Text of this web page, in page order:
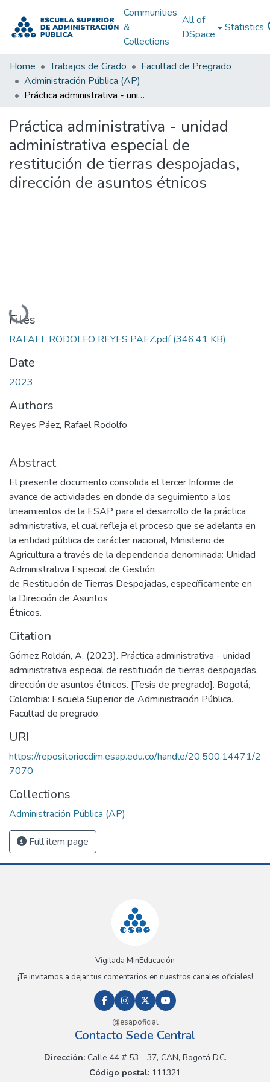
Communities
&
Collections
All of
DSpace
Statistics
Home Trabajos de Grado
Facultad de Pregrado
Administración Pública (AP)
Práctica administrativa - unidad administrativa especial de restitución de tierras despojadas, dirección de asuntos étnicos
Práctica administrativa - unidad
administrativa especial de
restitución de tierras despojadas,
dirección de asuntos étnicos
Loading...
Files
RAFAEL RODOLFO REYES PAEZ.pdf(346.41 KB)
Date
2023
Authors
Reyes Páez, Rafael Rodolfo
Abstract
El presente documento consolida el tercer Informe de
avance de actividades en donde da seguimiento a los
lineamientos de la ESAP para el desarrollo de la práctica
administrativa, el cual refleja el proceso que se adelanta en
la entidad pública de carácter nacional, Ministerio de
Agricultura a través de la dependencia denominada: Unidad
Administrativa Especial de Gestión
de Restitución de Tierras Despojadas, específicamente en
la Dirección de Asuntos
Étnicos.
Citation
Gómez Roldán, A. (2023). Práctica administrativa - unidad
administrativa especial de restitución de tierras despojadas,
dirección de asuntos étnicos. [Tesis de pregrado]. Bogotá,
Colombia: Escuela Superior de Administración Pública.
Facultad de pregrado.
URI
https://repositoriocdim.esap.edu.co/handle/20.500.14471/2
7070
Collections
Administración Pública (AP)
Full item page
Vigilada MinEducación
¡Te invitamos a dejar tus comentarios en nuestros canales oficiales!
@esapoficial
Contacto Sede Central
Dirección:Calle 44 # 53 - 37, CAN, Bogotá D.C.
Código postal: 111321